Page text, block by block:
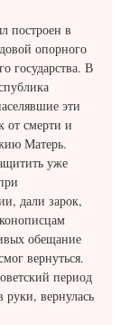
построен в
опорного
государства. В
эти
от смерти и
Матерь.
уже
дали зарок,
обещание
вернуться.
период
руки, вернулась